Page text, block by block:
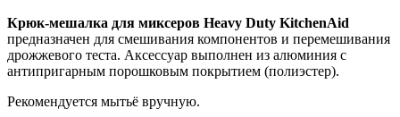
5K7DH
Крюк-мешалка для миксеров Heavy Duty KitchenAid
предназначен для смешивания компонентов и перемешивания
дрожжевого теста. Аксессуар выполнен из алюминия с
антипригарным порошковым покрытием (полиэстер).
Рекомендуется мытьё вручную.